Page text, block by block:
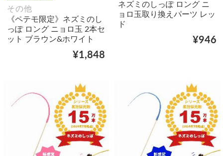
その他
《ペテモ限定》ネズミのし
っぽ ロング ニョロ玉 2本セ
ット ブラウン&ホワイト
¥1,848
ネズミのしっぽ ロング ニ
ョロ玉取り換えパーツ レッ
ド
¥946